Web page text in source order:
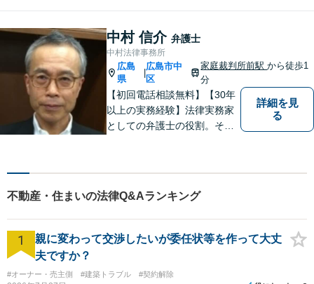
ってまいります。 ぜひご相談
ください。
中村 信介 弁護士
中村法律事務所
広島
県
|
広島市中
区
家庭裁判所前駅から徒歩1
分
【初回電話相談無料】【30年
以上の実務経験】法律実務家
としての弁護士の役割。それ
トラブルをかかえた組織また
ら、できるだけ納得のいく解
決を導き出さなければならな
い。
詳細を見
る
不動産・住まいの法律Q&Aランキング
1
親に変わって交渉したいが委任状等を作って大丈
夫ですか？
#オーナー・売主側 #建築トラブル #契約解除